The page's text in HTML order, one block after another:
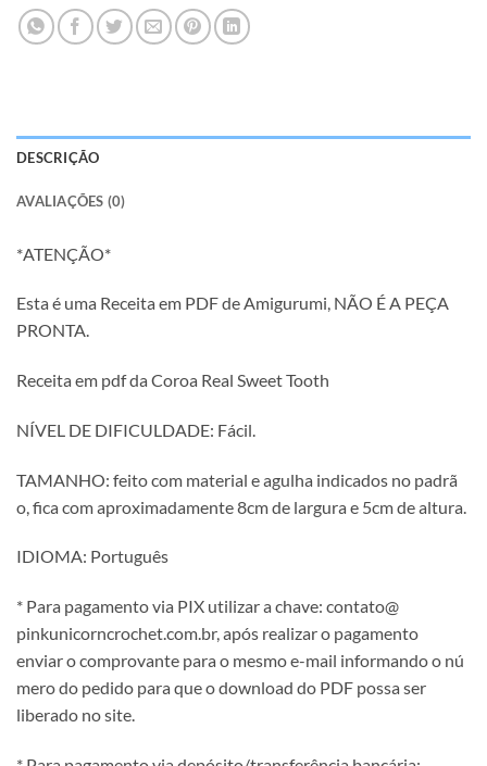
DESCRIÇÃO
AVALIAÇÕES (0)
*ATENÇÃO*
Esta é uma Receita em PDFdeAmigurumi, NÃO ÉA PEÇA
PRONTA.
Receita em pdfda Coroa Real Sweet Tooth
NÍVEL DE DIFICULDADE: Fácil.
TAMANHO: feitocom material eagulha indicados no padrã
o, fica comaproximadamente 8cm de largura e 5cm de altura.
IDIOMA: Português
* Para pagamentovia PIX utilizara chave: contato@
pinkunicorncrochet.com.br,após realizaro pagamento
enviarocomprovante para o mesmoe-mail informandoo nú
merodo pedido para queodownload do PDF possa ser
liberado nosite.